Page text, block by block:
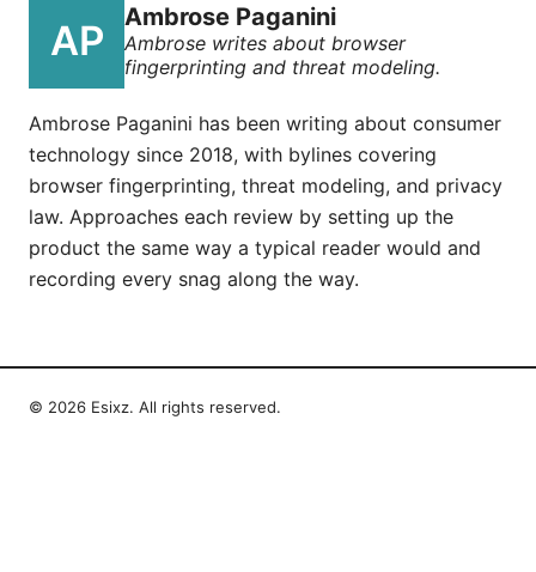
Ambrose Paganini
Ambrose writes about browser
fingerprinting and threat modeling.
Ambrose Paganini has been writing about consumer
technology since 2018, with bylines covering
browser fingerprinting, threat modeling, and privacy
law. Approaches each review by setting up the
product the same way a typical reader would and
recording every snag along the way.
© 2026 Esixz. All rights reserved.